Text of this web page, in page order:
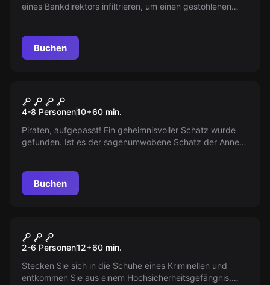
eines Bankdirektors infiltrieren, um einen gestohlenen
installiert.
Buchen
Anne Bonnys Schatz
4-8 Personen10+60 min.
Piraten, aufgepasst! Ein geheimnisvoller Schatz wurde
gefunden. Ist es der sagenumwobene Schatz der Anne
Buchen
The Prison Cell
2-6 Personen12+60 min.
Stecken Sie sich in die Schuhe eines Kriminellen und
entkommen Sie aus einem Hochsicherheitsgefängnis.